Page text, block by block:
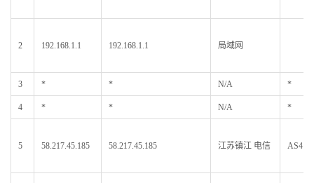
2 192.168.1.1 192.168.1.1 局域网
3 * * N/A *
4 * * N/A *
5 58.217.45.185 58.217.45.185 江苏镇江 电信